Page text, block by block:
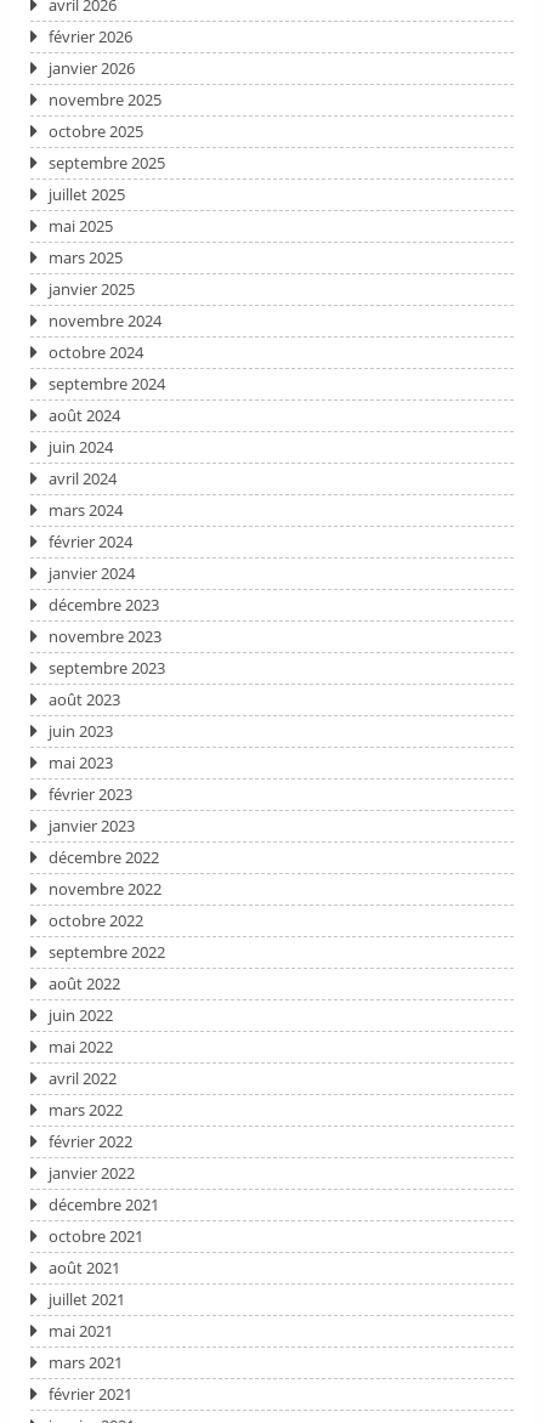
avril 2026
février 2026
janvier 2026
novembre 2025
octobre 2025
septembre 2025
juillet 2025
mai 2025
mars 2025
janvier 2025
novembre 2024
octobre 2024
septembre 2024
août 2024
juin 2024
avril 2024
mars 2024
février 2024
janvier 2024
décembre 2023
novembre 2023
septembre 2023
août 2023
juin 2023
mai 2023
février 2023
janvier 2023
décembre 2022
novembre 2022
octobre 2022
septembre 2022
août 2022
juin 2022
mai 2022
avril 2022
mars 2022
février 2022
janvier 2022
décembre 2021
octobre 2021
août 2021
juillet 2021
mai 2021
mars 2021
février 2021